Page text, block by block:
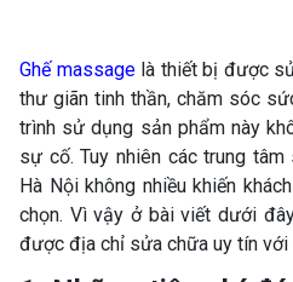
Ghế massagelà thiết bị được
thư giãn tinh thần, chăm sóc
trình sử dụng sản phẩm này
sự cố. Tuy nhiên các trung
Hà Nội không nhiều khiến
chọn. Vì vậy ở bài viết dưới
được địa chỉ sửa chữa uy tín với